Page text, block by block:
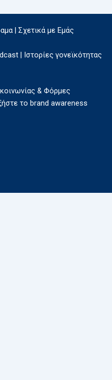
| Σχετικά με Εμάς
| Ιστορίες γονεϊκότητας
& Φόρμες
το brand awareness